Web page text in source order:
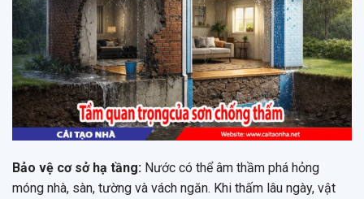
Bảo vệ cơ sở hạ tầng: Nước có thể âm thầm phá hỏng
móng nhà, sàn, tường và vách ngăn. Khi thấm lâu ngày, vật